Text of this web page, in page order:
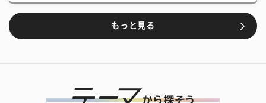
もっと見る